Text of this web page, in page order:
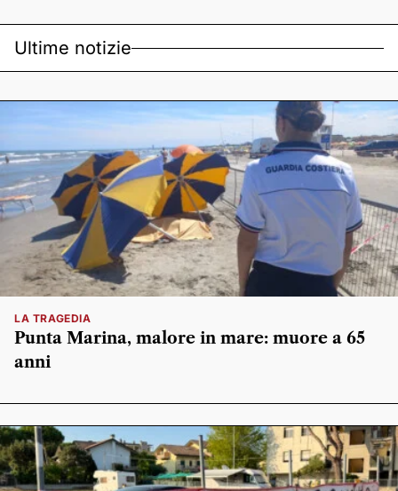
Ultime notizie
LA TRAGEDIA
Punta Marina, malore in mare: muore a 65
anni